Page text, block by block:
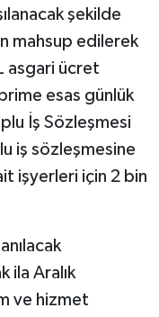
şekilde
mahsup edilerek
asgari ücret
esas günlük
İş Sözleşmesi
iş sözleşmesine
işyerleri için 2 bin
ila Aralık
ve hizmet